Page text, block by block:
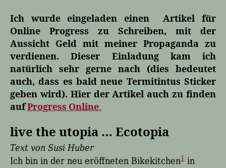
Ich wurde eingeladen einen Artikel für
Online Progress zu Schreiben, mit der
Aussicht Geld mit meiner Propaganda zu
verdienen. Dieser Einladung kam ich
natürlich sehr gerne nach (dies bedeutet
auch, dass es bald neue Termitintus Sticker
geben wird). Hier der Artikel auch zu finden
aufProgress Online.
live the utopia … Ecotopia
Text von Susi Huber
Ich bin in der neu eröffneten Bikekitchen1 in